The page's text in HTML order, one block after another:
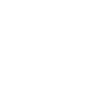
https://